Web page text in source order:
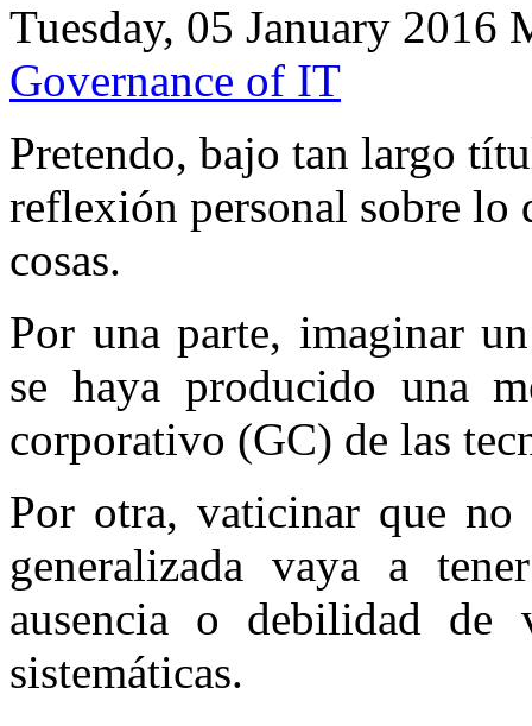
Tuesday, 05 January 2016
Governance of IT
Pretendo, bajo tan largo
reflexión personal sobre lo
cosas.
Por una parte, imaginar
se haya producido una
corporativo (GC) de las
Por otra, vaticinar que no
generalizada vaya a
ausencia o debilidad de
sistemáticas.